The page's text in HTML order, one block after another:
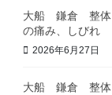
大船 鎌倉 整
の痛み、しびれ
2026年6月27日
大船 鎌倉 整